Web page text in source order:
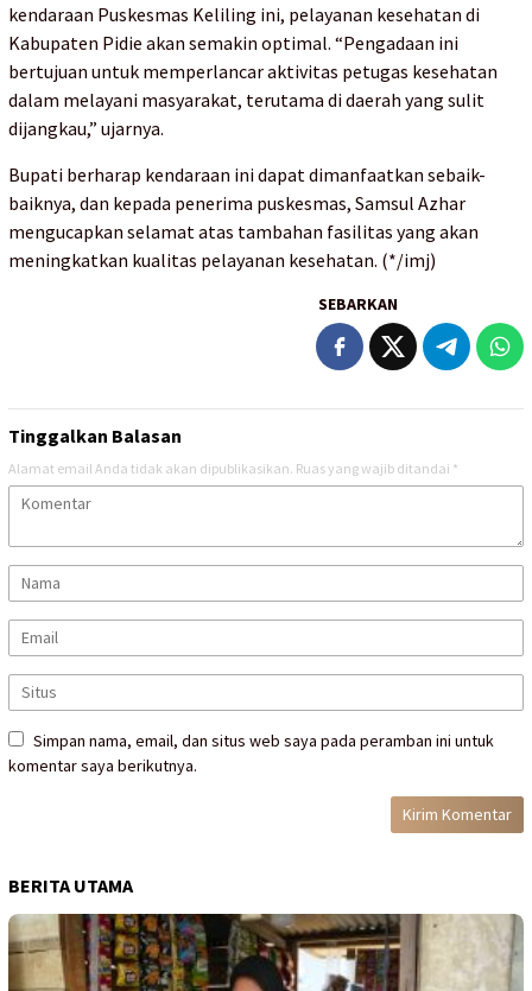
kendaraan Puskesmas Keliling ini, pelayanan kesehatan di
Kabupaten Pidie akan semakin optimal. “Pengadaan ini
bertujuan untuk memperlancar aktivitas petugas kesehatan
dalam melayani masyarakat, terutama di daerah yang sulit
dijangkau,” ujarnya.
Bupati berharap kendaraan ini dapat dimanfaatkan sebaik-
baiknya, dan kepada penerima puskesmas, Samsul Azhar
mengucapkan selamat atas tambahan fasilitas yang akan
meningkatkan kualitas pelayanan kesehatan. (*/imj)
SEBARKAN
Tinggalkan Balasan
Alamat email Anda tidak akan dipublikasikan. Ruas yang wajib ditandai *
Simpan nama, email, dan situs web saya pada peramban ini untuk
komentar saya berikutnya.
BERITA UTAMA